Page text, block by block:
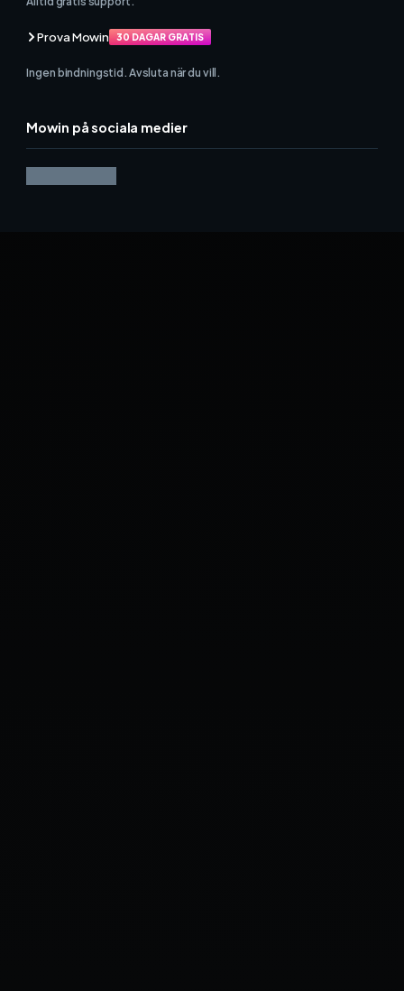
Mowin på sociala medier
Prova Mowin 30 DAGAR GRATIS
Ingen bindningstid. Avsluta när du vill.